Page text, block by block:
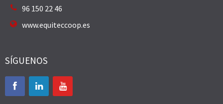
96 150 22 46
www.equiteccoop.es
SÍGUENOS